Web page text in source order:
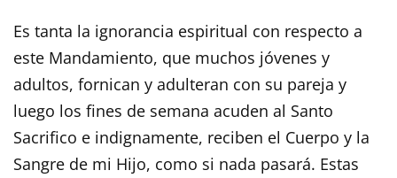
Es tanta la ignorancia espiritual con respecto a
este Mandamiento, que muchos jóvenes y
adultos, fornican y adulteran con su pareja y
luego los fines de semana acuden al Santo
Sacrifico e indignamente, reciben el Cuerpo y la
Sangre de mi Hijo, como si nada pasará. Estas